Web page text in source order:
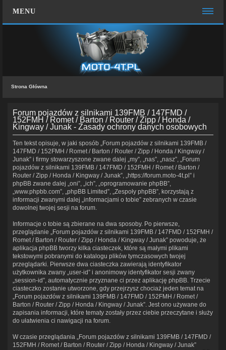
MENU
Zespół administracyjny
FAQ
MOTO CHAT
ZALOGUJ SIĘ
ZAREJESTRUJ SIĘ
KONTAKT Z NAMI
Strona Główna
Forum pojazdów z silnikami 139FMB / 147FMD /
152FMH / Romet / Barton / Router / Zipp / Honda /
Kingway / Junak - Zasady ochrony danych osobowych
Ten tekst opisuje, w jaki sposób „Forum pojazdów z silnikami 139FMB /
147FMD / 152FMH / Romet / Barton / Router / Zipp / Honda / Kingway /
Junak” i firmy stowarzyszone zwane dalej „my”, „nas”, „nasz”, „Forum
pojazdów z silnikami 139FMB / 147FMD / 152FMH / Romet / Barton /
Router / Zipp / Honda / Kingway / Junak”, „https://forum.moto-4t.pl” i
phpBB zwane dalej „oni”, „ich”, „oprogramowanie phpBB”,
„www.phpbb.com”, „phpBB Limited”, „Zespoły phpBB”, korzystają z
informacji zwanymi dalej „informacjami o tobie” zebranych w czasie
dowolnej twojej sesji na forum.
Informacje o tobie są zbierane na dwa sposoby. Po pierwsze,
przeglądanie „Forum pojazdów z silnikami 139FMB / 147FMD / 152FMH /
Romet / Barton / Router / Zipp / Honda / Kingway / Junak” powoduje, że
aplikacja phpBB tworzy kilka ciasteczek, które są małymi plikami
tekstowymi pobranymi do katalogu plików tymczasowych twojej
przeglądarki. Pierwsze dwa ciasteczka zawierają identyfikator
użytkownika zwany „user-id” i anonimowy identyfikator sesji zwany
„session-id”, automatycznie przyznane ci przez aplikację phpBB. Trzecie
ciasteczko zostanie utworzone, gdy przejrzysz chociaż jeden temat na
„Forum pojazdów z silnikami 139FMB / 147FMD / 152FMH / Romet /
Barton / Router / Zipp / Honda / Kingway / Junak”. Jest ono używane do
zapisania informacji, które tematy zostały przez ciebie przeczytane i służy
do ułatwienia ci nawigacji na forum.
W czasie przeglądania „Forum pojazdów z silnikami 139FMB / 147FMD /
152FMH / Romet / Barton / Router / Zipp / Honda / Kingway / Junak”